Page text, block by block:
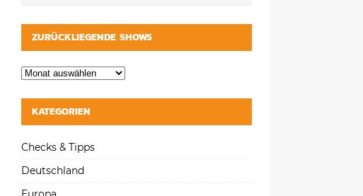
ZURÜCKLIEGENDE SHOWS
KATEGORIEN
Checks & Tipps
Deutschland